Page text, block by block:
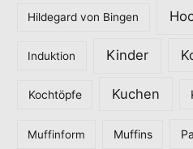
Hildegard von Bingen
Induktion Kinder
Kochtöpfe Kuchen
Muffinform Muffins